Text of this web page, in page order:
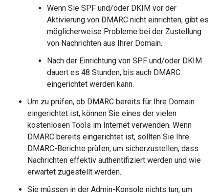
Wenn Sie SPF und/oder DKIM vor der
Aktivierung von DMARC nicht einrichten, gibt es
möglicherweise Probleme bei der Zustellung
von Nachrichten aus Ihrer Domain.
Nach der Einrichtung von SPF und/oder DKIM
dauert es 48 Stunden, bis auch DMARC
eingerichtet werden kann.
Um zu prüfen, ob DMARC bereits für Ihre Domain
eingerichtet ist, können Sie eines der vielen
kostenlosen Tools im Internet verwenden. Wenn
DMARC bereits eingerichtet ist, sollten Sie Ihre
DMARC-Berichte prüfen, um sicherzustellen, dass
Nachrichten effektiv authentifiziert werden und wie
erwartet zugestellt werden.
Sie müssen in der Admin-Konsole nichts tun, um